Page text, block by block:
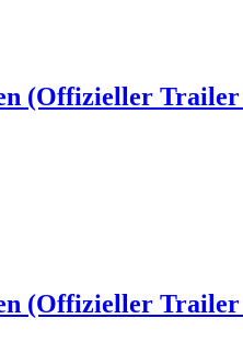
(Offizieller Trailer
(Offizieller Trailer